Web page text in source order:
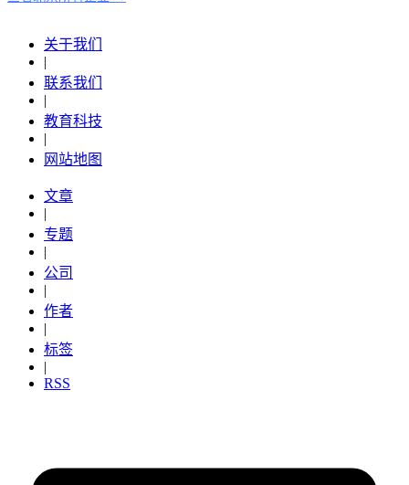
关于我们
|
联系我们
|
教育科技
|
网站地图
文章
|
专题
|
公司
|
作者
|
标签
|
RSS